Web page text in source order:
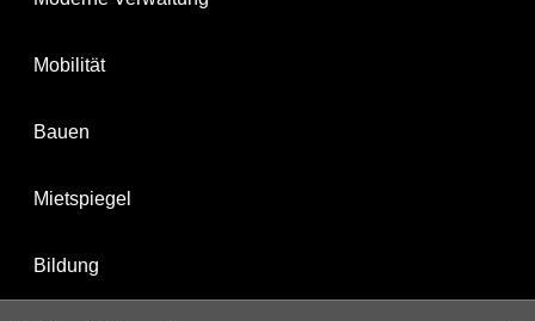
Mobilität
Bauen
Mietspiegel
Bildung